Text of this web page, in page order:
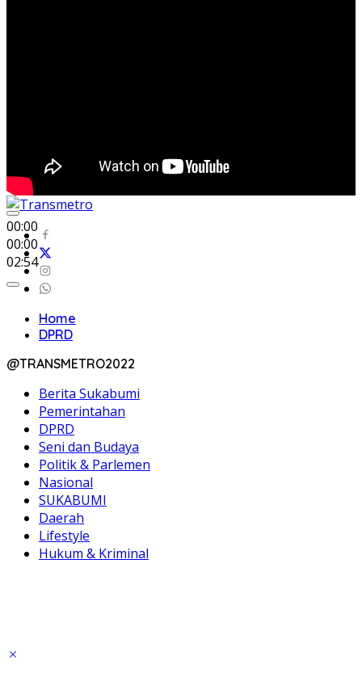
00:00
00:00
02:54
Home
DPRD
@TRANSMETRO2022
Berita Sukabumi
Pemerintahan
DPRD
Seni dan Budaya
Politik & Parlemen
Nasional
SUKABUMI
Daerah
Lifestyle
Hukum & Kriminal